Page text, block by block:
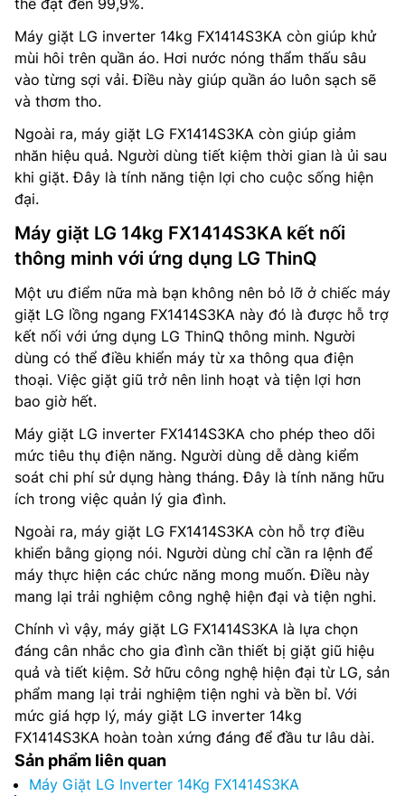
thể đạt đến 99,9%.
Máy giặt LG inverter 14kg FX1414S3KA còn giúp khử
mùi hôi trên quần áo. Hơi nước nóng thẩm thấu sâu
vào từng sợi vải. Điều này giúp quần áo luôn sạch sẽ
và thơm tho.
Ngoài ra, máy giặt LG FX1414S3KA còn giúp giảm
nhăn hiệu quả. Người dùng tiết kiệm thời gian là ủi sau
khi giặt. Đây là tính năng tiện lợi cho cuộc sống hiện
đại.
Máy giặt LG 14kg FX1414S3KA kết nối
thông minh với ứng dụng LG ThinQ
Một ưu điểm nữa mà bạn không nên bỏ lỡ ở chiếc máy
giặt LG lồng ngang FX1414S3KA này đó là được hỗ trợ
kết nối với ứng dụng LG ThinQ thông minh. Người
dùng có thể điều khiển máy từ xa thông qua điện
thoại. Việc giặt giũ trở nên linh hoạt và tiện lợi hơn
bao giờ hết.
Máy giặt LG inverter FX1414S3KA cho phép theo dõi
mức tiêu thụ điện năng. Người dùng dễ dàng kiểm
soát chi phí sử dụng hàng tháng. Đây là tính năng hữu
ích trong việc quản lý gia đình.
Ngoài ra, máy giặt LG FX1414S3KA còn hỗ trợ điều
khiển bằng giọng nói. Người dùng chỉ cần ra lệnh để
máy thực hiện các chức năng mong muốn. Điều này
mang lại trải nghiệm công nghệ hiện đại và tiện nghi.
Chính vì vậy, máy giặt LG FX1414S3KA là lựa chọn
đáng cân nhắc cho gia đình cần thiết bị giặt giũ hiệu
quả và tiết kiệm. Sở hữu công nghệ hiện đại từ LG, sản
phẩm mang lại trải nghiệm tiện nghi và bền bỉ. Với
mức giá hợp lý, máy giặt LG inverter 14kg
FX1414S3KA hoàn toàn xứng đáng để đầu tư lâu dài.
Sản phẩm liên quan
Máy Giặt LG Inverter 14Kg FX1414S3KA